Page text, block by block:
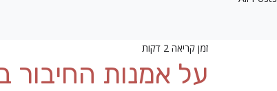
על אמנות החיבור
זמן קריאה 2 דקות